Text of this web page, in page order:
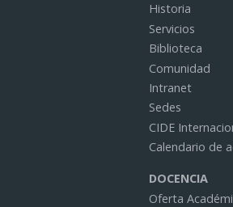
Historia
Servicios
Biblioteca
Comunidad
Intranet
Sedes
CIDE
Calendario de
DOCENCIA
Oferta